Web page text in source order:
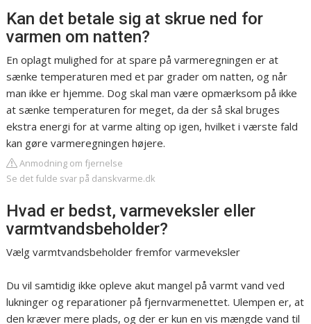
Kan det betale sig at skrue ned for
varmen om natten?
En oplagt mulighed for at spare på varmeregningen er at
sænke temperaturen med et par grader om natten, og når
man ikke er hjemme. Dog skal man være opmærksom på ikke
at sænke temperaturen for meget, da der så skal bruges
ekstra energi for at varme alting op igen, hvilket i værste fald
kan gøre varmeregningen højere.
Anmodning om fjernelse
Se det fulde svar på danskvarme.dk
Hvad er bedst, varmeveksler eller
varmtvandsbeholder?
Vælg varmtvandsbeholder fremfor varmeveksler
Du vil samtidig ikke opleve akut mangel på varmt vand ved
lukninger og reparationer på fjernvarmenettet. Ulempen er, at
den kræver mere plads, og der er kun en vis mængde vand til